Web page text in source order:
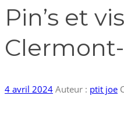
Pin’s et
4 avril 2024 Auteur : ptit joe